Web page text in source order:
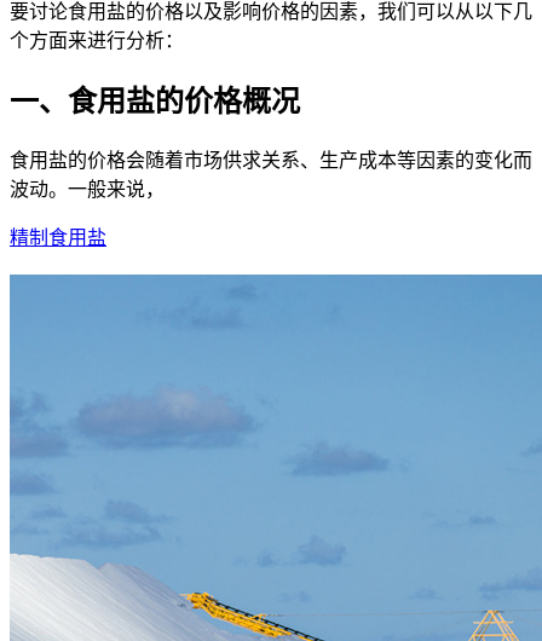
要讨论食用盐的价格以及影响价格的因素，我们可以从以下几
个方面来进行分析：
一、食用盐的价格概况
食用盐的价格会随着市场供求关系、生产成本等因素的变化而
波动。一般来说，
精制食用盐